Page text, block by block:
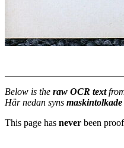
Below is the raw OCR text
Här nedan syns maskintolkade
This page has never been